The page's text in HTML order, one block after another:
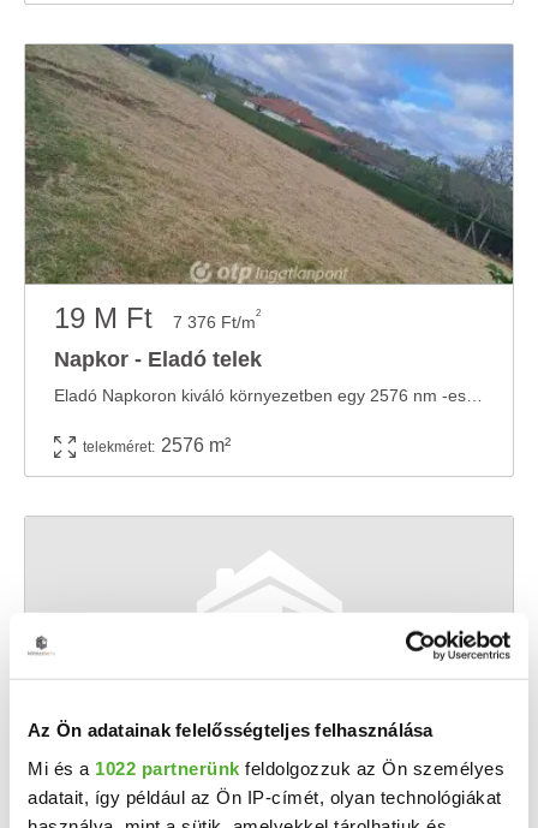
Az Ön adatainak felelősségteljes felhasználása
Mi és a 1022 partnerünk feldolgozzuk az Ön személyes
adatait, így például az Ön IP-címét, olyan technológiákat
19 M Ft 7 376 Ft/m2
Napkor - Eladó telek
telekméret: 2576 m²
9.5 M Ft 13 571 Ft/m